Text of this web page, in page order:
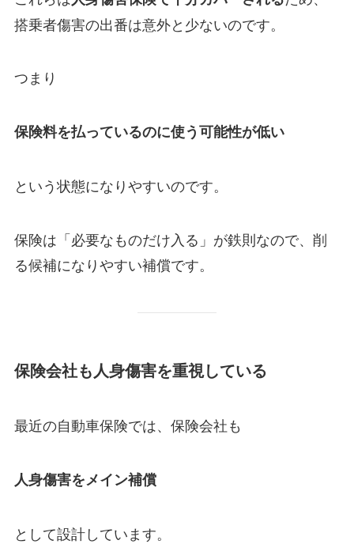
搭乗者傷害の出番は意外と少ないのです。
つまり
保険料を払っているのに使う可能性が低い
という状態になりやすいのです。
保険は「必要なものだけ入る」が鉄則なので、削
る候補になりやすい補償です。
保険会社も人身傷害を重視している
最近の自動車保険では、保険会社も
人身傷害をメイン補償
として設計しています。